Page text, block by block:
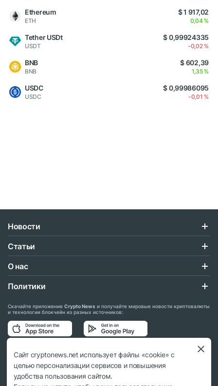
Ethereum
ETH
$ 1 917,02
0,04 %
Tether USDt
USDT
$ 0,99924335
-0,02 %
BNB
BNB
$ 602,39
1,35 %
USDC
USDC
$ 0,99986095
-0,01 %
Новости
Статьи
О нас
Политики
Скачайте приложение Crypto News и получайте мировые новости криптовалюты
и технологии блокчейн из разных источников:
Подписывайтесь на нас в социальных сетях:
Сайт cryptonews.net использует файлы «cookie» с
целью персонализации сервисов и повышения
удобства пользования сайтом.